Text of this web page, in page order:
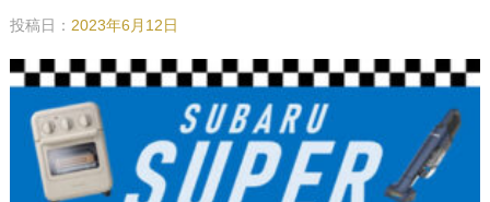
投稿日： 2023年6月12日